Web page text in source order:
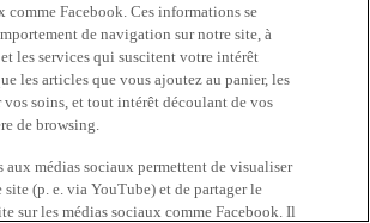
comme Facebook. Ces informations se
de navigation sur notre site, à
les services qui suscitent votre intérêt
les articles que vous ajoutez au panier, les
vos soins, et tout intérêt découlant de vos
de browsing.
aux médias sociaux permettent de visualiser
site (p. e. via YouTube) et de partager le
sur les médias sociaux comme Facebook. Il